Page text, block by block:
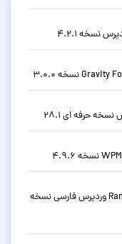
دانلود افزونه سئو حرفه ای رنک مث Rank Math Pro وردپرس فارسی نسخه